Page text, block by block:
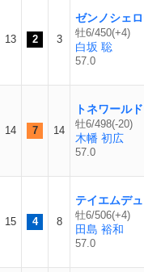
13 2 3
ゼンノシェ
牡6/450(+4)
白坂 聡
57.0
14 7 14
トネワールド
牡6/498(-20)
木幡 初広
57.0
15 4 8
テイエムデ
牡6/506(+4)
田島 裕和
57.0